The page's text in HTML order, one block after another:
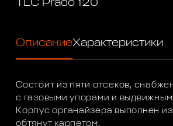
ОписаниеХарактеристики
Состоит из пяти отсеков,
с газовыми упорами и
Корпус органайзера выполнен
обтянут карпетом.